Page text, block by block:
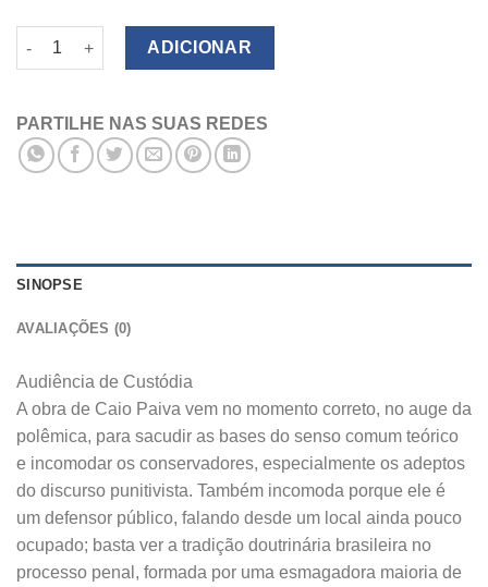
Quantidade de Audiência de Custódia
ADICIONAR
PARTILHE NAS SUAS REDES
SINOPSE
AVALIAÇÕES (0)
Audiência de Custódia
A obra de Caio Paiva vem no momento correto, no auge da
polêmica, para sacudir as bases do senso comum teórico
e incomodar os conservadores, especialmente os adeptos
do discurso punitivista. Também incomoda porque ele é
um defensor público, falando desde um local ainda pouco
ocupado; basta ver a tradição doutrinária brasileira no
processo penal, formada por uma esmagadora maioria de